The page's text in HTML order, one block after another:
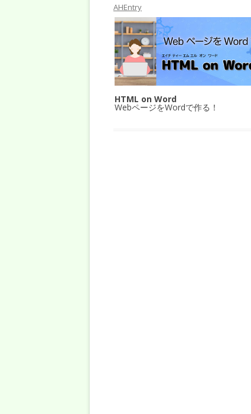
AHEntry
HTML on Word
WebページをWordで作る！